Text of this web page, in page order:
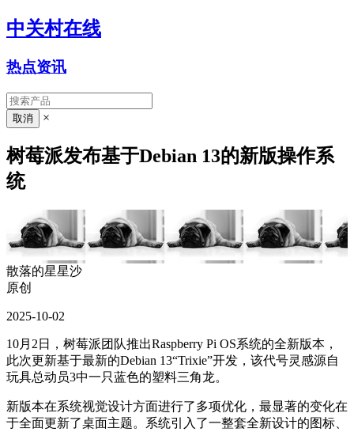
中关村在线
热点资讯
×
树莓派发布基于Debian 13的新版操作系
统
散落的星星沙
原创
2025-10-02
10月2日，树莓派团队推出Raspberry Pi OS系统的全新版本，
此次更新基于最新的Debian 13“Trixie”开发，该代号灵感源自
玩具总动员3中一只蓝色的塑料三角龙。
新版本在系统视觉设计方面进行了多项优化，最显著的变化在
于全面更新了桌面主题。系统引入了一整套全新设计的图标、